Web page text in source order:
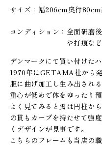
サイズ 幅206cm奥行
コンディション
全面研磨
や打痕な
デンマークにて買い付けた
1970年にGETAMA社から
胆に曲げ加工し生み出され
重心が低めで体をゆったり
よく見てみると脚は円柱か
の貫もカーブを持たせて強
くデザインが見事です。
こちらのフレームも当店の